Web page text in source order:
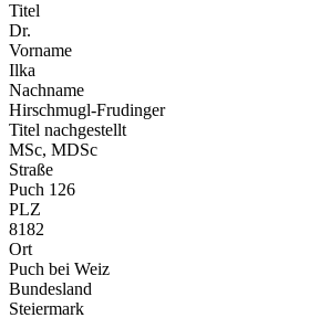
Titel
Dr.
Vorname
Ilka
Nachname
Hirschmugl-Frudinger
Titel nachgestellt
MSc, MDSc
Straße
Puch 126
PLZ
8182
Ort
Puch bei Weiz
Bundesland
Steiermark